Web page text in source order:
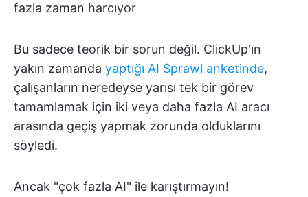
fazla zaman harcıyor
Bu sadece teorik bir sorun değil. ClickUp'ın
yakın zamanda yaptığı AI Sprawl anketinde,
çalışanların neredeyse yarısı tek bir görev
tamamlamak için iki veya daha fazla AI aracı
arasında geçiş yapmak zorunda olduklarını
söyledi.
Ancak "çok fazla AI" ile karıştırmayın!